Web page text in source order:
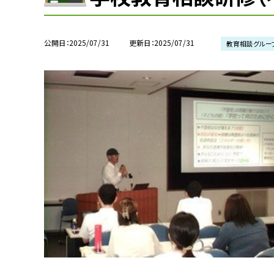
公開日 2025/07/31 更新日 2025/07/31 教育相談グルー